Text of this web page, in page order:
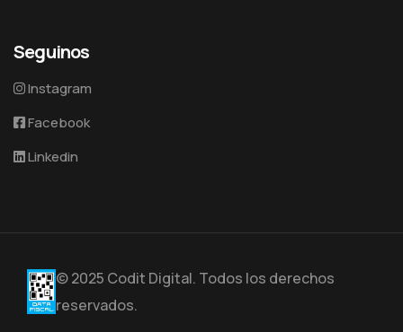
Seguinos
Instagram
Facebook
Linkedin
© 2025 Codit Digital. Todos los derechos
reservados.